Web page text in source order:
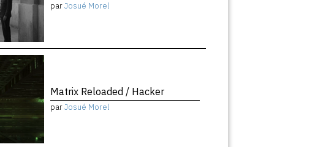
parJosué Morel
Matrix Reloaded / Hacker
parJosué Morel